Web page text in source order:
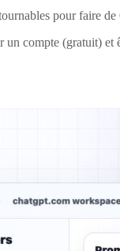
pour faire
compte (gratuit) et